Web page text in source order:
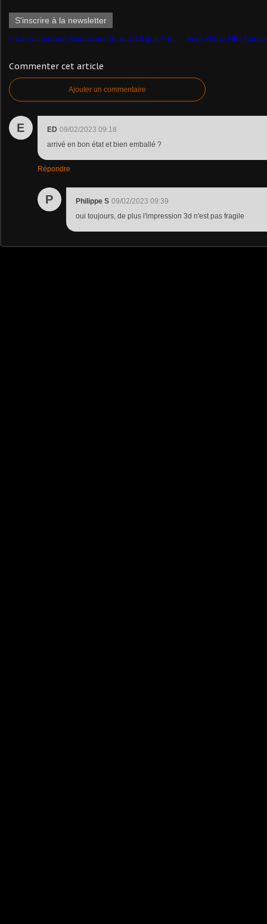
S'inscrire à la newsletter
Les miniatures Gendarmerie au 1/18 (par Frédéric M.)
Commenter cet article
Ajouter un commentaire
E ED 09/02/2023 09:18
arrivé en bon état et bien emballé ?
Répondre
P Philippe S 09/02/2023 09:39
oui toujours, de plus l'impression 3d n'est pas fragile